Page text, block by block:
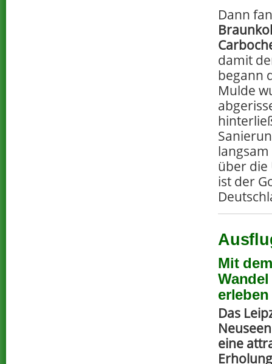
Dann
damit
begann
Mulde
über die
ist der
Mit
erleben
Das
eine